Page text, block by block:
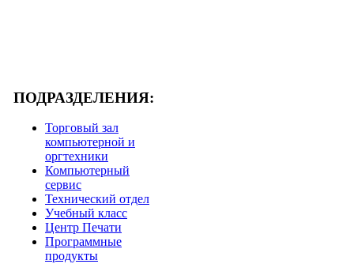
ПОДРАЗДЕЛЕНИЯ:
Торговый зал
компьютерной и
оргтехники
Компьютерный
сервис
Технический отдел
Учебный класс
Центр Печати
Программные
продукты